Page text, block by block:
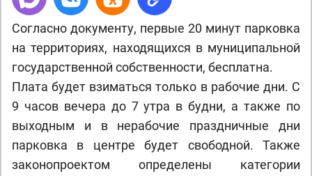
Согласно документу, первые 20 минут парковка
на территориях, находящихся в муниципальной
государственной собственности, бесплатна.
Плата будет взиматься только в рабочие дни. С
9 часов вечера до 7 утра в будни, а также по
выходным и в нерабочие праздничные дни
парковка в центре будет свободной. Также
законопроектом определены категории